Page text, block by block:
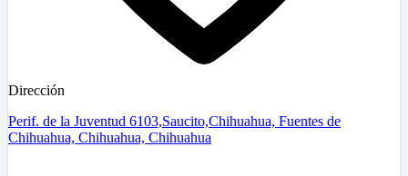
Dirección
Perif. de la Juventud 6103,Saucito,Chihuahua, Fuentes de
Chihuahua, Chihuahua, Chihuahua